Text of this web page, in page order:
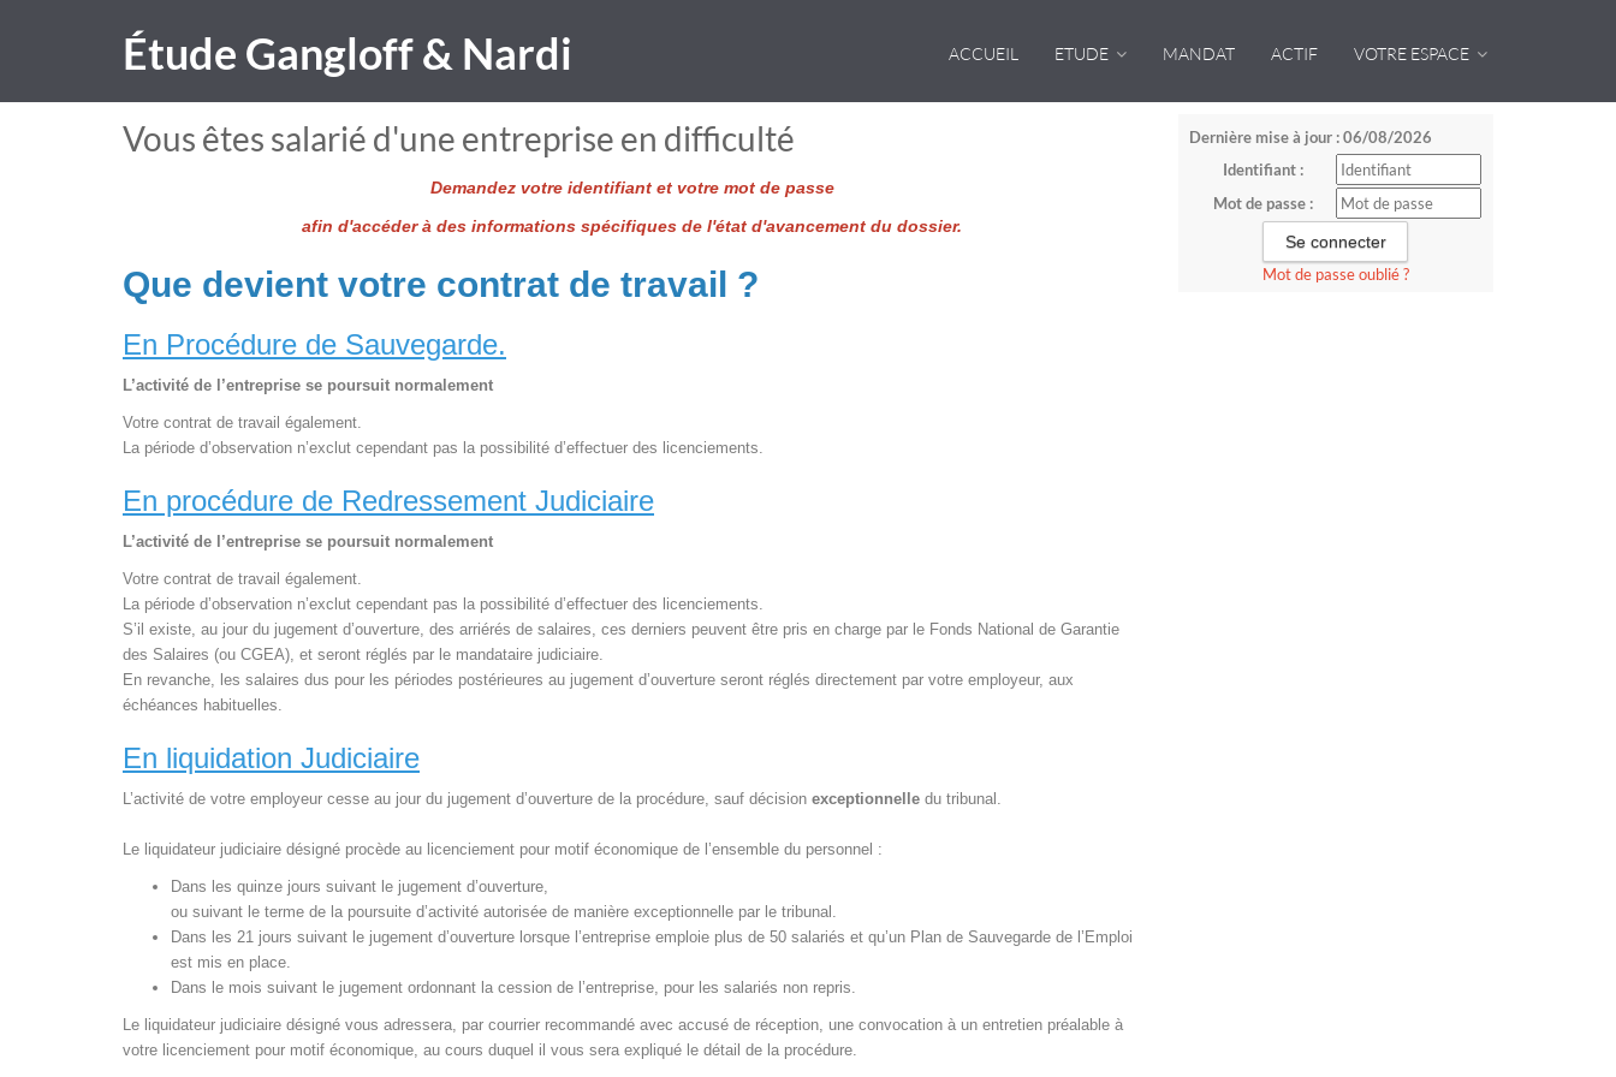
Étude Gangloff & Nardi ACCUEIL ETUDE MANDAT ACTIF VOTRE ESPACE
Dernière mise à jour : 06/08/2026
Identifiant :
Mot de passe :
Mot de passe oublié ?
Vous êtes salarié d'une entreprise en difficulté
Demandez votre identifiant et votre mot de passe
afin d'accéder à des informations spécifiques de l'état d'avancement du dossier.
Que devient votre contrat de travail ?
En Procédure de Sauvegarde.
L’activité de l’entreprise se poursuit normalement
Votre contrat de travail également.
La période d’observation n’exclut cependant pas la possibilité d’effectuer des licenciements.
En procédure de Redressement Judiciaire
L’activité de l’entreprise se poursuit normalement
Votre contrat de travail également.
La période d’observation n’exclut cependant pas la possibilité d’effectuer des licenciements.
S’il existe, au jour du jugement d’ouverture, des arriérés de salaires, ces derniers peuvent être pris en charge par le Fonds National de Garantie
des Salaires (ou CGEA), et seront réglés par le mandataire judiciaire.
En revanche, les salaires dus pour les périodes postérieures au jugement d’ouverture seront réglés directement par votre employeur, aux
échéances habituelles.
En liquidation Judiciaire
L’activité de votre employeur cesse au jour du jugement d’ouverture de la procédure, sauf décision exceptionnelle du tribunal.
Le liquidateur judiciaire désigné procède au licenciement pour motif économique de l’ensemble du personnel :
Dans les quinze jours suivant le jugement d’ouverture,
ou suivant le terme de la poursuite d’activité autorisée de manière exceptionnelle par le tribunal.
Dans les 21 jours suivant le jugement d’ouverture lorsque l’entreprise emploie plus de 50 salariés et qu’un Plan de Sauvegarde de l’Emploi
est mis en place.
Dans le mois suivant le jugement ordonnant la cession de l’entreprise, pour les salariés non repris.
Le liquidateur judiciaire désigné vous adressera, par courrier recommandé avec accusé de réception, une convocation à un entretien préalable à
votre licenciement pour motif économique, au cours duquel il vous sera expliqué le détail de la procédure.